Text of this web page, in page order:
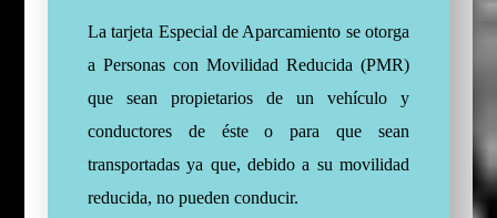
La tarjeta Especial de Aparcamiento se otorga
a Personas con Movilidad Reducida (PMR)
que sean propietarios de un vehículo y
conductores de éste o para que sean
transportadas ya que, debido a su movilidad
reducida, no pueden conducir.